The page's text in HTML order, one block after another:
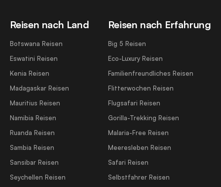
Reisen nach Land
Botswana Reisen
Eswatini Reisen
Kenia Reisen
Madagaskar Reisen
Mauritius Reisen
Namibia Reisen
Ruanda Reisen
Sambia Reisen
Sansibar Reisen
Seychellen Reisen
Reisen nach Erfahrung
Big 5 Reisen
Eco-Luxury Reisen
Familienfreundliches Reisen
Flitterwochen Reisen
Flugsafari Reisen
Gorilla-Trekking Reisen
Malaria-Free Reisen
Meeresleben Reisen
Safari Reisen
Selbstfahrer Reisen